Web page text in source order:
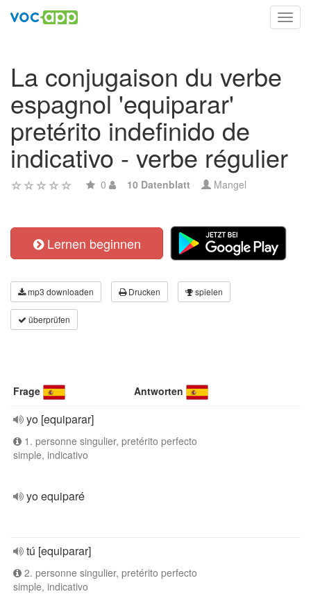
La conjugaison du verbe
espagnol 'equiparar'
pretérito indefinido de
indicativo - verbe régulier
0 10 Datenblatt Mangel
Lernen beginnen
mp3 downloaden Drucken spielen
überprüfen
Frage Antworten
yo [equiparar]
1. personne singulier, pretérito perfecto
simple, indicativo
yo equiparé
tú [equiparar]
2. personne singulier, pretérito perfecto
simple, indicativo